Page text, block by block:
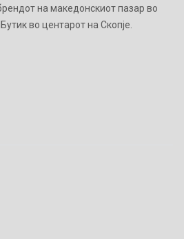
на македонскиот пазар во
во центарот на Скопје.